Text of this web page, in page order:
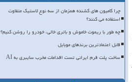
چرا کامیون های کشنده همزمان از سه نوع لاستیک متفاوت
استفاده می کنند؟
چه طور با ریموت خاموش و باتری خالی، خودرو را روشن کنیم؟
قابل اعتمادترین برندهای موبایل
ساخت پلت فرم ایرانی تست اقدامات مخرب سایبری به AI